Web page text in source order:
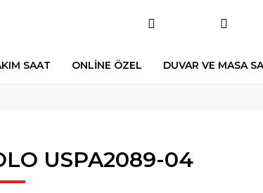
SAAT ONLİNE ÖZEL DUVAR VE MASA
USPA2089-04